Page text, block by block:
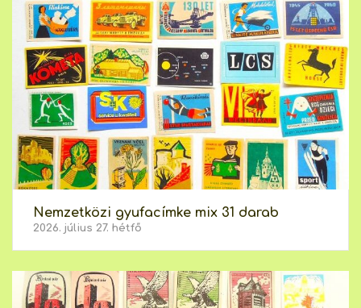
Nemzetközi gyufacímke mix 31 darab
2026. július 27. hétfő